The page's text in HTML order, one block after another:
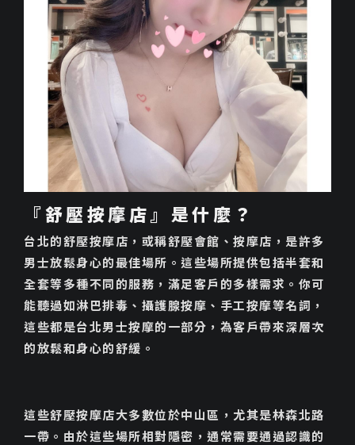
『舒壓按摩店』是什麼？
台北的舒壓按摩店，或稱舒壓會館、按摩店，是許多
男士放鬆身心的最佳場所。這些場所提供包括半套和
全套等多種不同的服務，滿足客戶的多樣需求。你可
能聽過如淋巴排毒、攝護腺按摩、手工按摩等名詞，
這些都是台北男士按摩的一部分，為客戶帶來深層次
的放鬆和身心的舒緩。
這些舒壓按摩店大多數位於中山區，尤其是林森北路
一帶。由於這些場所相對隱密，通常需要通過認識的